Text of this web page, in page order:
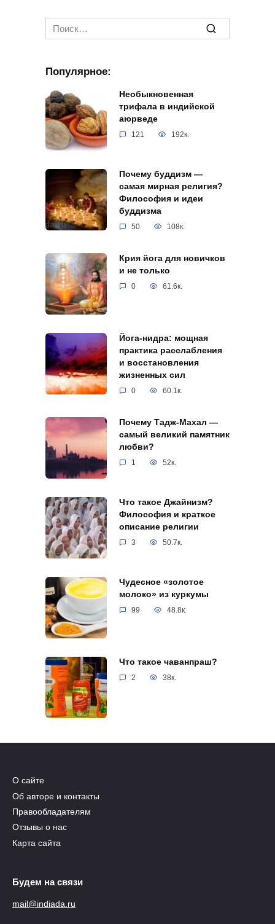
Search
for:
Популярное:
Необыкновенная
трифала в индийской
аюрведе
121 192к.
Почему буддизм —
самая мирная религия?
Философия и идеи
буддизма
50 108к.
Крия йога для новичков
и не только
0 61.6к.
Йога-нидра: мощная
практика расслабления
и восстановления
жизненных сил
0 60.1к.
Почему Тадж-Махал —
самый великий памятник
любви?
1 52к.
Что такое Джайнизм?
Философия и краткое
описание религии
3 50.7к.
Чудесное «золотое
молоко» из куркумы
99 48.8к.
Что такое чаванпраш?
2 38к.
О сайте
Об авторе и контакты
Правообладателям
Отзывы о нас
Карта сайта
Будем на связи
mail@indiada.ru